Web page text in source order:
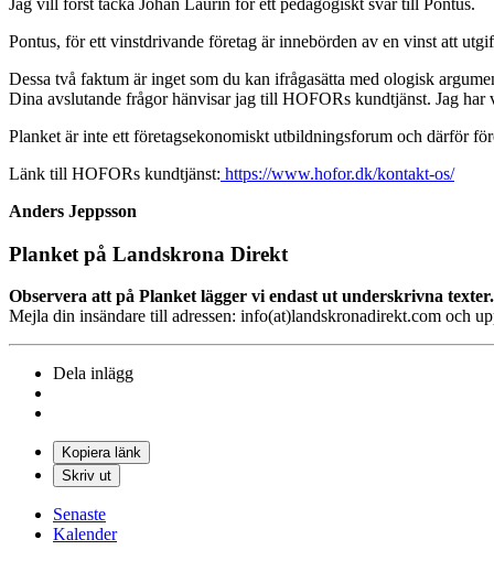
Pontus, för ett vinstdrivande företag är innebörden av en vinst att
Dessa två faktum är inget som du kan ifrågasätta med ologisk
Dina avslutande frågor hänvisar jag till HOFORs kundtjänst. Jag
Planket är inte ett företagsekonomiskt utbildningsforum och därför
Länk till HOFORs kundtjänst: https://www.hofor.dk/kontakt-os/
Anders Jeppsson
Planket på Landskrona Direkt
Observera att på Planket lägger vi endast ut underskrivna texter.
Mejla din insändare till adressen: info(at)landskronadirekt.com och
Dela inlägg
Kopiera länk
Skriv ut
Senaste
Kalender